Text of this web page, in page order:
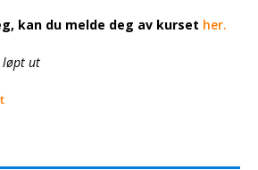
kan du melde deg av kurset her.
løpt ut